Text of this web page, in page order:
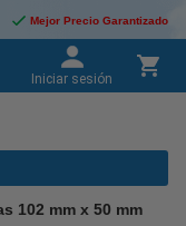
Mejor Precio Garantizado
Iniciar sesión
102 mm x 50 mm